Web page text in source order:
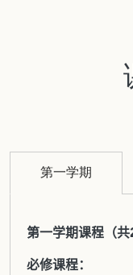
第一学期
第一学期课程（共
必修课程：